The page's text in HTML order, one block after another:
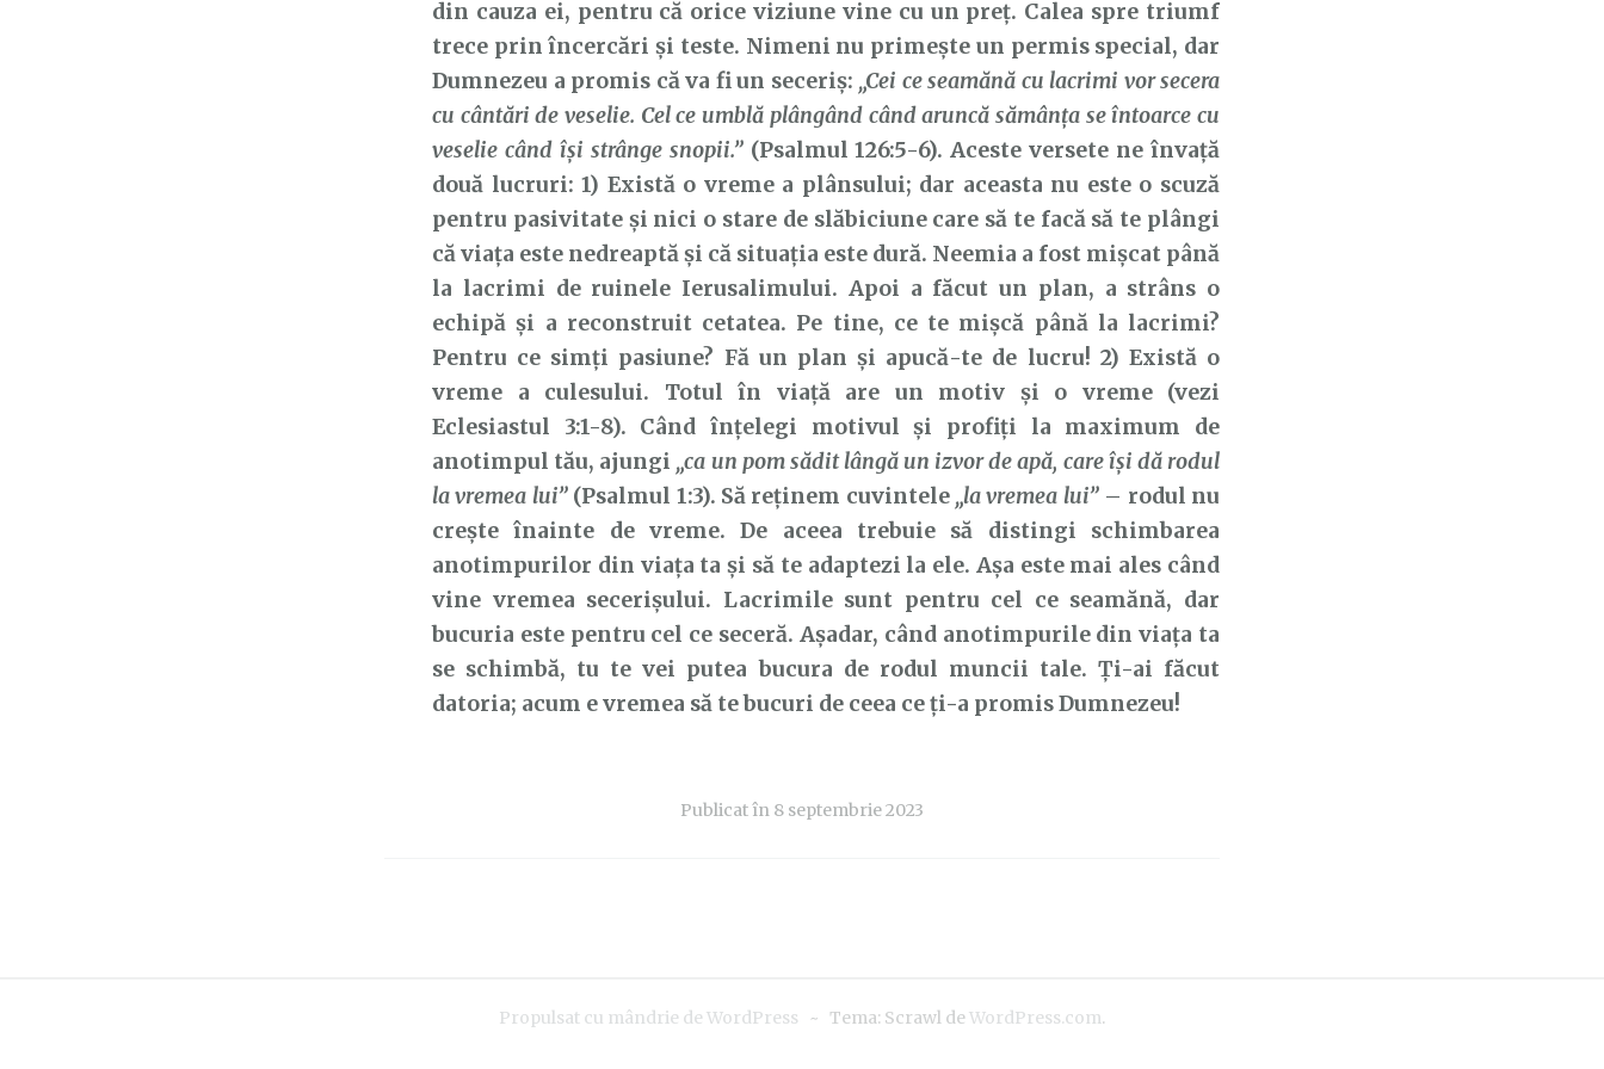
din cauza ei, pentru că orice viziune vine cu un preț. Calea spre triumf
trece prin încercări și teste. Nimeni nu primește un permis special, dar
Dumnezeu a promis că va fi un seceriș: „Cei ce seamănă cu lacrimi vor secera
cu cântări de veselie. Cel ce umblă plângând când aruncă sămânţa se întoarce cu
veselie când îşi strânge snopii.”(Psalmul 126:5-6). Aceste versete ne învață
două lucruri: 1) Există o vreme a plânsului; dar aceasta nu este o scuză
pentru pasivitate și nici o stare de slăbiciune care să te facă să te plângi
că viața este nedreaptă și că situația este dură. Neemia a fost mișcat până
la lacrimi de ruinele Ierusalimului. Apoi a făcut un plan, a strâns o
echipă și a reconstruit cetatea. Pe tine, ce te mișcă până la lacrimi?
Pentru ce simți pasiune? Fă un plan și apucă-te de lucru! 2) Există o
vreme a culesului. Totul în viață are un motiv și o vreme (vezi
Eclesiastul 3:1-8). Când înțelegi motivul și profiți la maximum de
anotimpul tău, ajungi „ca un pom sădit lângă un izvor de apă, care îşi dă rodul
la vremea lui”(Psalmul 1:3). Să reținem cuvintele „la vremea lui”– rodul nu
crește înainte de vreme. De aceea trebuie să distingi schimbarea
anotimpurilor din viața ta și să te adaptezi la ele. Așa este mai ales când
vine vremea secerișului. Lacrimile sunt pentru cel ce seamănă, dar
bucuria este pentru cel ce seceră. Așadar, când anotimpurile din viața ta
se schimbă, tu te vei putea bucura de rodul muncii tale. Ți-ai făcut
datoria; acum e vremea să te bucuri de ceea ce ți-a promis Dumnezeu!
Publicat în 8 septembrie 2023
Propulsat cu mândrie de WordPress ~ Tema: Scrawl deWordPress.com.